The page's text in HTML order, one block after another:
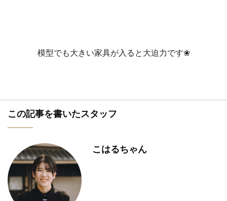
模型でも大きい家具が入ると大迫力です❀
この記事を書いたスタッフ
こはるちゃん